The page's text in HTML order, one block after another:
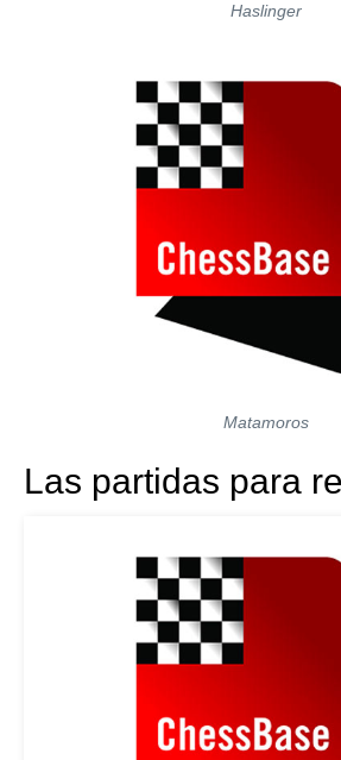
Haslinger
Matamoros
Las partidas para